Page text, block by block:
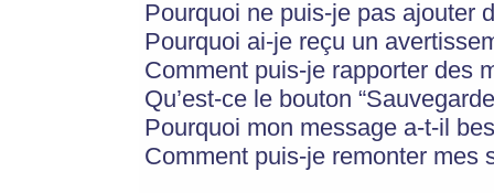
Pourquoi ne puis-je pas ajouter
Pourquoi ai-je reçu un
Comment puis-je rapporter des
Qu’est-ce le bouton
Pourquoi mon message a-t-il
Comment puis-je remonter mes